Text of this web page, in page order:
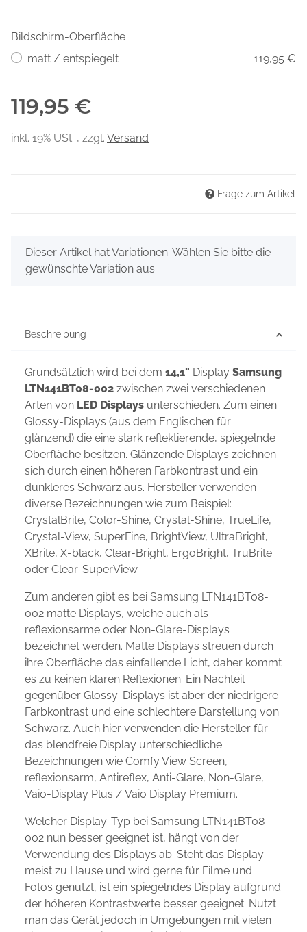
Bildschirm-Oberfläche
matt / entspiegelt
119,95 €
119,95 €
inkl. 19% USt. , zzgl. Versand
Frage zum Artikel
x
Dieser Artikel hat Variationen. Wählen Sie bitte die
gewünschte Variation aus.
Beschreibung
Grundsätzlich wird bei dem 14,1" Display Samsung
LTN141BT08-002 zwischen zwei verschiedenen
Arten von LED Displays unterschieden. Zum einen
Glossy-Displays (aus dem Englischen für
glänzend) die eine stark reflektierende, spiegelnde
Oberfläche besitzen. Glänzende Displays zeichnen
sich durch einen höheren Farbkontrast und ein
dunkleres Schwarz aus. Hersteller verwenden
diverse Bezeichnungen wie zum Beispiel:
CrystalBrite, Color-Shine, Crystal-Shine, TrueLife,
Crystal-View, SuperFine, BrightView, UltraBright,
XBrite, X-black, Clear-Bright, ErgoBright, TruBrite
oder Clear-SuperView.
Zum anderen gibt es bei Samsung LTN141BT08-
002 matte Displays, welche auch als
reflexionsarme oder Non-Glare-Displays
bezeichnet werden. Matte Displays streuen durch
ihre Oberfläche das einfallende Licht, daher kommt
es zu keinen klaren Reflexionen. Ein Nachteil
gegenüber Glossy-Displays ist aber der niedrigere
Farbkontrast und eine schlechtere Darstellung von
Schwarz. Auch hier verwenden die Hersteller für
das blendfreie Display unterschiedliche
Bezeichnungen wie Comfy View Screen,
reflexionsarm, Antireflex, Anti-Glare, Non-Glare,
Vaio-Display Plus / Vaio Display Premium.
Welcher Display-Typ bei Samsung LTN141BT08-
002 nun besser geeignet ist, hängt von der
Verwendung des Displays ab. Steht das Display
meist zu Hause und wird gerne für Filme und
Fotos genutzt, ist ein spiegelndes Display aufgrund
der höheren Kontrastwerte besser geeignet. Nutzt
man das Gerät jedoch in Umgebungen mit vielen